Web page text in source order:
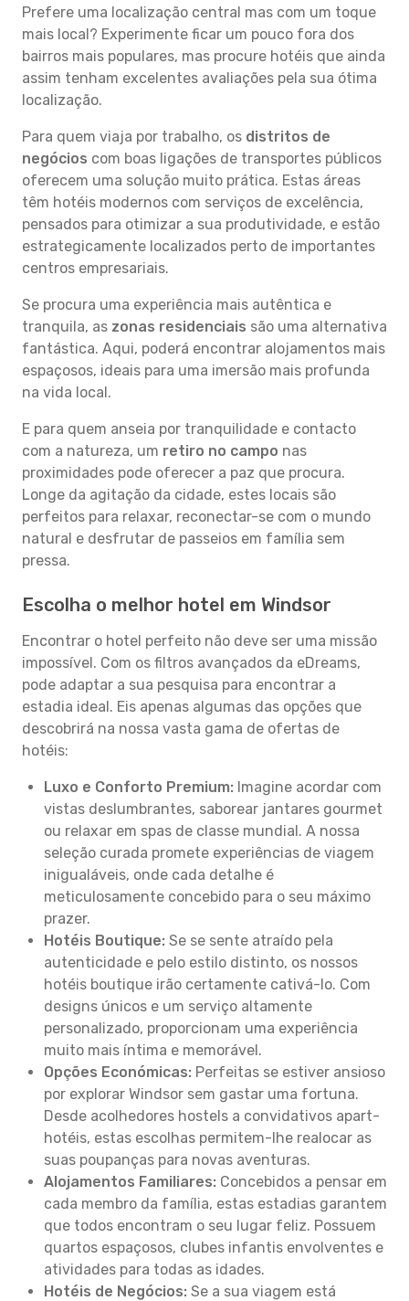
Prefere uma localização central mas com um toque
mais local? Experimente ficar um pouco fora dos
bairros mais populares, mas procure hotéis que ainda
assim tenham excelentes avaliações pela sua ótima
localização.
Para quem viaja por trabalho, os distritos de
negócios com boas ligações de transportes públicos
oferecem uma solução muito prática. Estas áreas
têm hotéis modernos com serviços de excelência,
pensados para otimizar a sua produtividade, e estão
estrategicamente localizados perto de importantes
centros empresariais.
Se procura uma experiência mais autêntica e
tranquila, as zonas residenciais são uma alternativa
fantástica. Aqui, poderá encontrar alojamentos mais
espaçosos, ideais para uma imersão mais profunda
na vida local.
E para quem anseia por tranquilidade e contacto
com a natureza, um retiro no campo nas
proximidades pode oferecer a paz que procura.
Longe da agitação da cidade, estes locais são
perfeitos para relaxar, reconectar-se com o mundo
natural e desfrutar de passeios em família sem
pressa.
Escolha o melhor hotel em Windsor
Encontrar o hotel perfeito não deve ser uma missão
impossível. Com os filtros avançados da eDreams,
pode adaptar a sua pesquisa para encontrar a
estadia ideal. Eis apenas algumas das opções que
descobrirá na nossa vasta gama de ofertas de
hotéis:
Luxo e Conforto Premium: Imagine acordar com
vistas deslumbrantes, saborear jantares gourmet
ou relaxar em spas de classe mundial. A nossa
seleção curada promete experiências de viagem
inigualáveis, onde cada detalhe é
meticulosamente concebido para o seu máximo
prazer.
Hotéis Boutique: Se se sente atraído pela
autenticidade e pelo estilo distinto, os nossos
hotéis boutique irão certamente cativá-lo. Com
designs únicos e um serviço altamente
personalizado, proporcionam uma experiência
muito mais íntima e memorável.
Opções Económicas: Perfeitas se estiver ansioso
por explorar Windsor sem gastar uma fortuna.
Desde acolhedores hostels a convidativos apart-
hotéis, estas escolhas permitem-lhe realocar as
suas poupanças para novas aventuras.
Alojamentos Familiares: Concebidos a pensar em
cada membro da família, estas estadias garantem
que todos encontram o seu lugar feliz. Possuem
quartos espaçosos, clubes infantis envolventes e
atividades para todas as idades.
Hotéis de Negócios: Se a sua viagem está